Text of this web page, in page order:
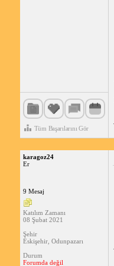
Tüm Başarılarını Gör
karagoz24
Er
9 Mesaj
Katılım Zamanı
08 Şubat 2021
Şehir
Eskişehir, Odunpazarı
Durum
Forumda değil